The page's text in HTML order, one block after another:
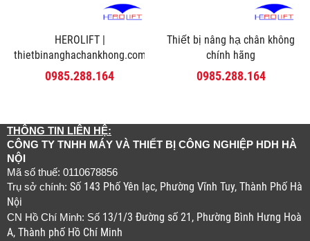
HEROLIFT |
thietbinanghachankhong.com
0985.288.164
Thiết bị nâng hạ chân không
chính hãng
0985.288.164
THÔNG TIN LIÊN HỆ:
CÔNG TY TNHH MÁY VÀ THIẾT BỊ CÔNG NGHIỆP HDH HÀ
NỘI
Mã số thuế: 0110678856
Trụ sở chính: Số 143 Phố Yên lạc, Phường Vĩnh Tuy, Thành Phố Hà
Nội
CN Hồ Chí Minh: Số 13/1/3 Đường số 21, Phường Bình Hưng Hoà
A, Thành phố Hồ Chí Minh